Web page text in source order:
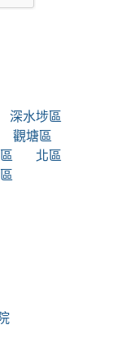
深水埗區
觀塘區
北區